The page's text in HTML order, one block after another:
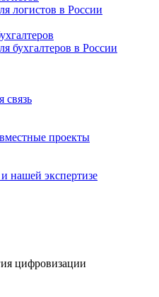
логистов в России
бухгалтеров в России
связь
проекты
нашей экспертизе
цифровизации